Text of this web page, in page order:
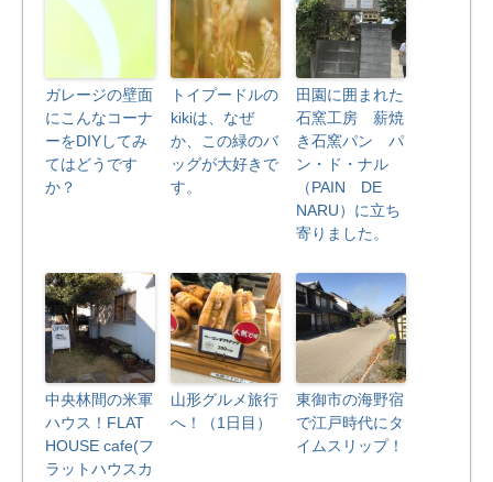
ガレージの壁面
にこんなコーナ
ーをDIYしてみ
てはどうです
か？
トイプードルの
kikiは、なぜ
か、この緑のバ
ッグが大好きで
す。
田園に囲まれた
石窯工房 薪焼
き石窯パン パ
ン・ド・ナル
（PAIN DE
NARU）に立ち
寄りました。
中央林間の米軍
ハウス！FLAT
HOUSE cafe(フ
ラットハウスカ
山形グルメ旅行
へ！（1日目）
東御市の海野宿
で江戸時代にタ
イムスリップ！